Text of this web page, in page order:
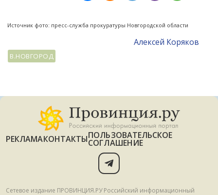
Источник фото: пресс-служба прокуратуры Новгородской области
Алексей Коряков
В.НОВГОРОД
РЕКЛАМАКОНТАКТЫПОЛЬЗОВАТЕЛЬСКОЕ
СОГЛАШЕНИЕ
Сетевое издание ПРОВИНЦИЯ.РУ Российский информационный